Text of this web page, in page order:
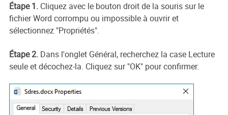
Étape 1. Cliquez avec le bouton droit de la souris sur le
fichier Word corrompu ou impossible à ouvrir et
sélectionnez "Propriétés".
Étape 2. Dans l'onglet Général, recherchez la case Lecture
seule et décochez-la. Cliquez sur "OK" pour confirmer.